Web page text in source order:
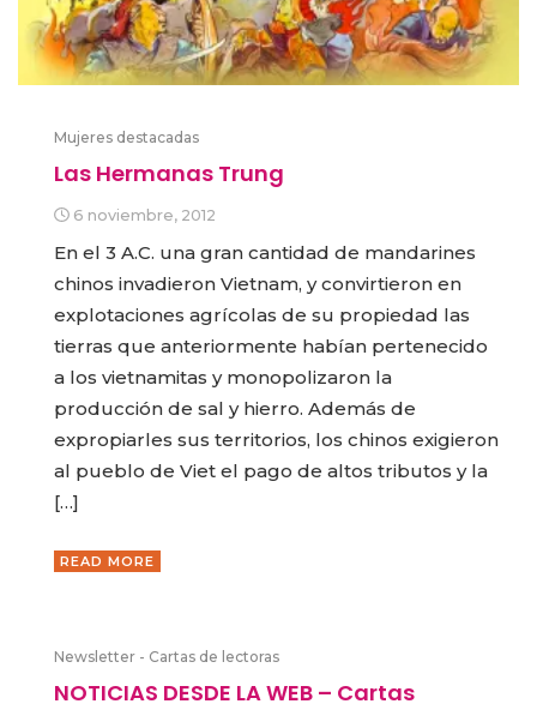
Mujeres destacadas
Las Hermanas Trung
6 noviembre, 2012
En el 3 A.C. una gran cantidad de mandarines
chinos invadieron Vietnam, y convirtieron en
explotaciones agrícolas de su propiedad las
tierras que anteriormente habían pertenecido
a los vietnamitas y monopolizaron la
producción de sal y hierro. Además de
expropiarles sus territorios, los chinos exigieron
al pueblo de Viet el pago de altos tributos y la
[…]
READ MORE
Newsletter - Cartas de lectoras
NOTICIAS DESDE LA WEB – Cartas